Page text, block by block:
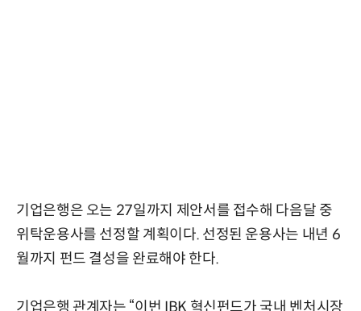
기업은행은 오는 27일까지 제안서를 접수해 다음달 중
위탁운용사를 선정할 계획이다. 선정된 운용사는 내년 6
월까지 펀드 결성을 완료해야 한다.
기업은행 관계자는 “이번 IBK 혁신펀드가 국내 벤처시장